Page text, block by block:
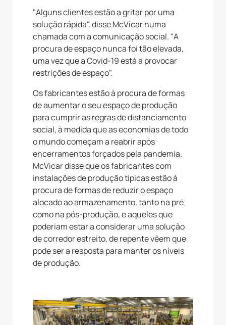
"Alguns clientes estão a gritar por uma
solução rápida", disse McVicar numa
chamada com a comunicação social. "A
procura de espaço nunca foi tão elevada,
uma vez que a Covid-19 está a provocar
restrições de espaço".
Os fabricantes estão à procura de formas
de aumentar o seu espaço de produção
para cumprir as regras de distanciamento
social, à medida que as economias de todo
o mundo começam a reabrir após
encerramentos forçados pela pandemia.
McVicar disse que os fabricantes com
instalações de produção típicas estão à
procura de formas de reduzir o espaço
alocado ao armazenamento, tanto na pré
como na pós-produção, e aqueles que
poderiam estar a considerar uma solução
de corredor estreito, de repente vêem que
pode ser a resposta para manter os níveis
de produção.